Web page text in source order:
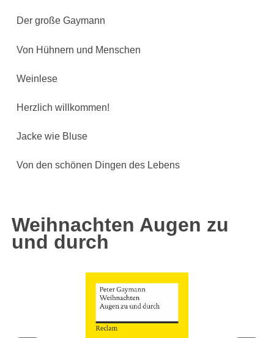
Der große Gaymann
Von Hühnern und Menschen
Weinlese
Herzlich willkommen!
Jacke wie Bluse
Von den schönen Dingen des Lebens
Weihnachten Augen zu
und durch